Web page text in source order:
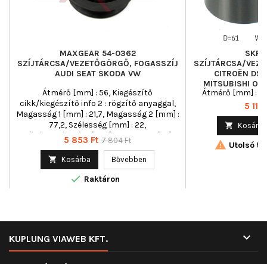
MAXGEAR 54-0362
SZÍJTÁRCSA/VEZETŐGÖRGŐ, FOGASSZÍJ
AUDI SEAT SKODA VW
Átmérő [mm] : 56, Kiegészítő
cikk/kiegészítő info 2 : rögzítő anyaggal,
Magasság 1 [mm] : 21,7, Magasság 2 [mm] :
77,2, Szélesség [mm] : 22,
Szíjtárcsaátmérő [mm] : 56, Tömeg [kg] :
0,32
Ár
5 853 Ft Normál
7 804 Ft
 Kosárba Bővebben
 Raktáron
SKF
SZÍJTÁRCSA/
CITROËN DS
MITSUBISHI
Átmérő [mm] :
Ár
5 111
 Kosárba
 Utolsó
KUPLUNG VIAWEB KFT. 